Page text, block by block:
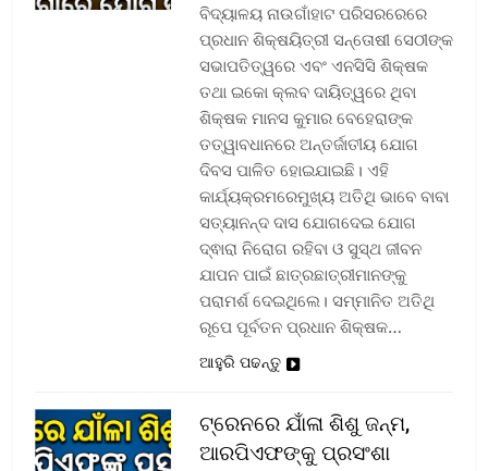
ବିଦ୍ୟାଳୟ ନାଉଗାଁହାଟ ପରିସରରେରେ
ପ୍ରଧାନ ଶିକ୍ଷୟିତ୍ରୀ ସନ୍ତୋଷୀ ସେଠୀଙ୍କ
ସଭାପତିତ୍ୱରେ ଏବଂ ଏନସିସି ଶିକ୍ଷକ
ତଥା ଇକୋ କ୍ଲବ ଦାୟିତ୍ୱରେ ଥିବା
ଶିକ୍ଷକ ମାନସ କୁମାର ବେହେରାଙ୍କ
ତତ୍ୱାବଧାନରେ ଅନ୍ତର୍ଜାତୀୟ ଯୋଗ
ଦିବସ ପାଳିତ ହୋଇଯାଇଛି। ଏହି
କାର୍ଯ୍ୟକ୍ରମରେମୁଖ୍ୟ ଅତିଥି ଭାବେ ବାବା
ସତ୍ୟାନନ୍ଦ ଦାସ ଯୋଗଦେଇ ଯୋଗ
ଦ୍ଵାରା ନିରୋଗ ରହିବା ଓ ସୁସ୍ଥ ଜୀବନ
ଯାପନ ପାଇଁ ଛାତ୍ରଛାତ୍ରୀମାନଙ୍କୁ
ପରାମର୍ଶ ଦେଇଥିଲେ। ସମ୍ମାନିତ ଅତିଥି
ରୂପେ ପୂର୍ବତନ ପ୍ରଧାନ ଶିକ୍ଷକ…
ଆହୁରି ପଢନ୍ତୁ
ଟ୍ରେନରେ ଯାଁଳା ଶିଶୁ ଜନ୍ମ,
ଆରପିଏଫଙ୍କୁ ପ୍ରସଂଶା